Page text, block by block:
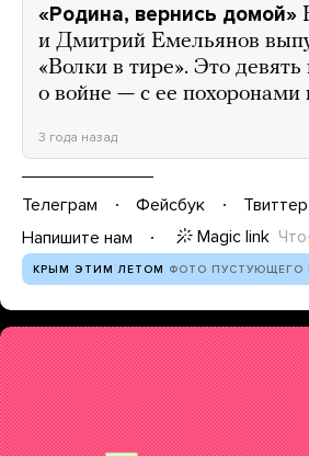
«Родина, вернись домой»
и Дмитрий Емельянов
«Волки в тире». Это девять
о войне — с ее похоронами
3 года назад
Телеграм Фейсбук Твиттер
Напишите нам
Magic link
КРЫМ ЭТИМ ЛЕТОМ ФОТО ПУСТУЮЩЕГО